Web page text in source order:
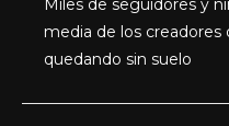
Miles de seguidores y
media de los
quedando sin suelo